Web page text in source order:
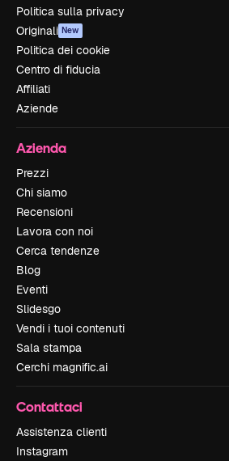
Politica sulla privacy
Originali New
Politica dei cookie
Centro di fiducia
Affiliati
Aziende
Azienda
Prezzi
Chi siamo
Recensioni
Lavora con noi
Cerca tendenze
Blog
Eventi
Slidesgo
Vendi i tuoi contenuti
Sala stampa
Cerchi magnific.ai
Contattaci
Assistenza clienti
Instagram